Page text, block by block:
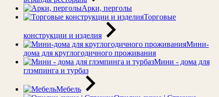
Арки, перголы
Торговые
конструкции и изделия
Мини-
дома для круглогодичного проживания
Мини - дома для
глэмпинга и турбаз
Мебель